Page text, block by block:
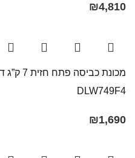
₪4,810
DLW749F4
₪1,690